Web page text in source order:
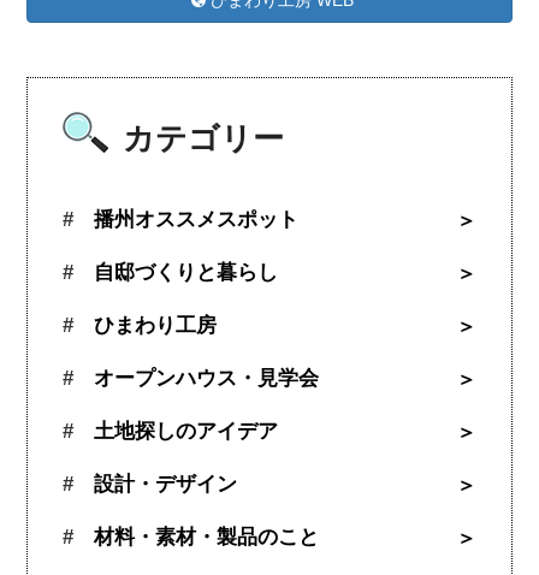
カテゴリー
播州オススメスポット
自邸づくりと暮らし
ひまわり工房
オープンハウス・見学会
土地探しのアイデア
設計・デザイン
材料・素材・製品のこと